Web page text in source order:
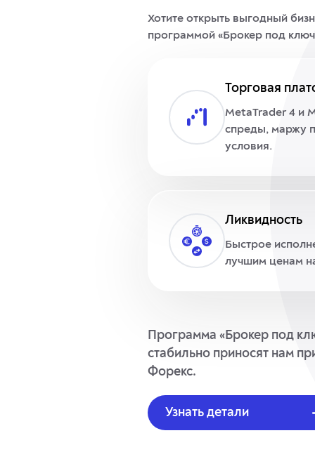
Хотите открыть выгодный
программой «Брокер под
Торговая
MetaTrader 4 и
спреды, маржу
условия.
Ликвидность
Быстрое
лучшим ценам
Программа «Брокер под
стабильно приносят нам
Форекс.
Узнать детали